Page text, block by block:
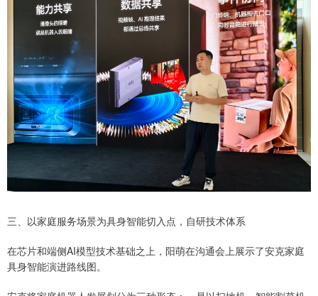
三、以家庭服务场景为具身智能切入点，自研技术体系
在芯片和端侧AI模型技术基础之上，阳萌在沟通会上展示了安克家庭
具身智能演进路线图。